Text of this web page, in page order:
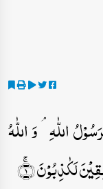
اللّٰہِ ۘ وَ اللّٰہُ
لَکٰذِبُوۡنَ ۚ﴿۱﴾